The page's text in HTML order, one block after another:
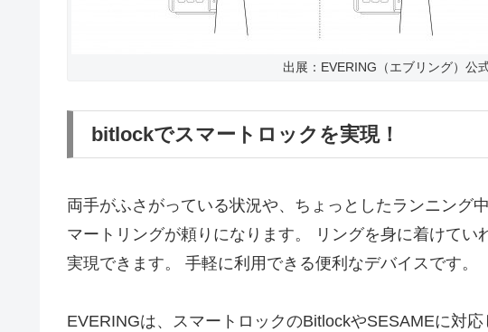
出展：EVERING（エブリング）公
bitlockでスマートロックを実現！
両手がふさがっている状況や、ちょっとしたランニング
マートリングが頼りになります。 リングを身に着けてい
実現できます。 手軽に利用できる便利なデバイスです。
EVERINGは、スマートロックのBitlockやSESAMEに対